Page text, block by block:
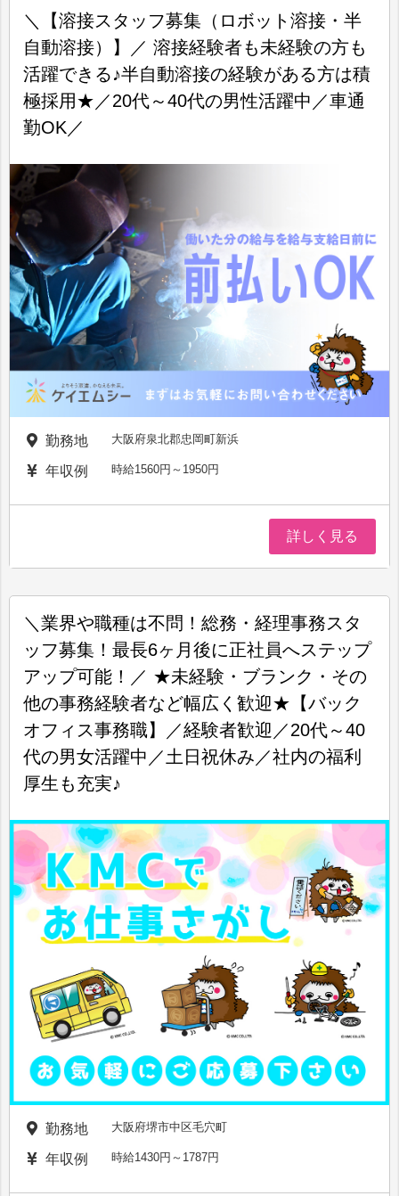
＼【溶接スタッフ募集（ロボット溶接・半
自動溶接）】／ 溶接経験者も未経験の方も
活躍できる♪半自動溶接の経験がある方は積
極採用★／20代～40代の男性活躍中／車通
勤OK／
勤務地 大阪府泉北郡忠岡町新浜
年収例 時給1560円～1950円
詳しく見る
＼業界や職種は不問！総務・経理事務スタ
ッフ募集！最長6ヶ月後に正社員へステップ
アップ可能！／ ★未経験・ブランク・その
他の事務経験者など幅広く歓迎★【バック
オフィス事務職】／経験者歓迎／20代～40
代の男女活躍中／土日祝休み／社内の福利
厚生も充実♪
勤務地 大阪府堺市中区毛穴町
年収例 時給1430円～1787円